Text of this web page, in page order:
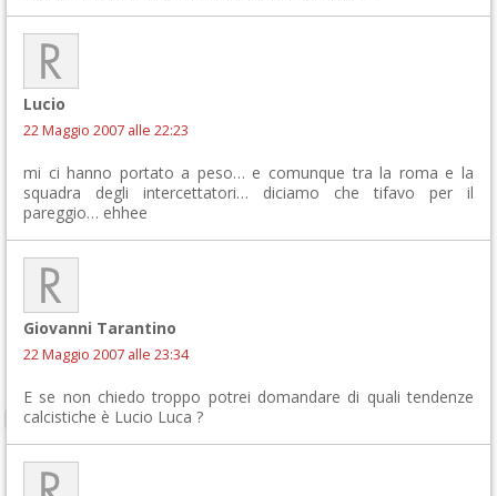
Lucio
22 Maggio 2007 alle 22:23
mi ci hanno portato a peso… e comunque tra la roma e la
squadra degli intercettatori… diciamo che tifavo per il
pareggio… ehhee
Giovanni Tarantino
22 Maggio 2007 alle 23:34
E se non chiedo troppo potrei domandare di quali tendenze
calcistiche è Lucio Luca ?